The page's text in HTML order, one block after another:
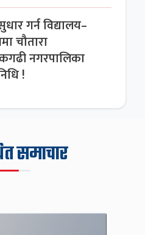
गर्न विद्यालय–
चौतारा
नगरपालिका
!
समाचार